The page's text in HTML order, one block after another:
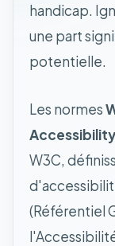
handicap.
une part
potentielle.
Les normes
W3C,
(Référentiel